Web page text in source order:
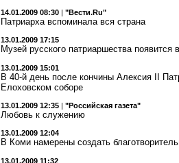
14.01.2009 08:30 | "Вести.Ru"
Патриарха вспоминала вся страна
13.01.2009 17:15
Музей русского патриаршества появится
13.01.2009 15:01
В 40-й день после кончины Алексия II
Елоховском соборе
13.01.2009 12:35 | "Российская газета"
Любовь к служению
13.01.2009 12:04
В Коми намерены создать
13.01.2009 11:32